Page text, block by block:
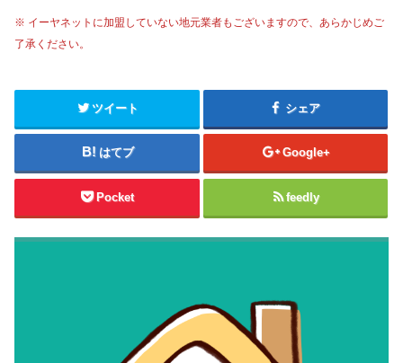
※ イーヤネットに加盟していない地元業者もございますので、あらかじめご
了承ください。
ツイート シェア
はてブ Google+
Pocket feedly